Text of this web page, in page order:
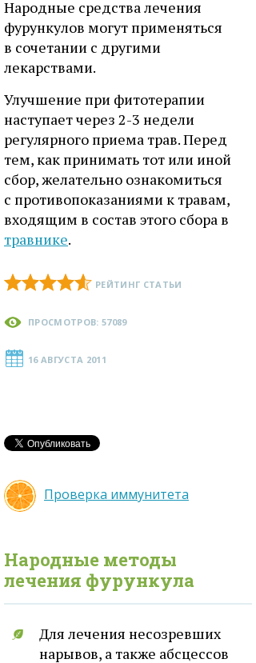
Народные средства лечения
фурункулов могут применяться
в сочетании с другими
лекарствами.
Улучшение при фитотерапии
наступает через 2-3 недели
регулярного приема трав. Перед
тем, как принимать тот или иной
сбор, желательно ознакомиться
с противопоказаниями к травам,
входящим в состав этого сбора в
травнике.
РЕЙТИНГ СТАТЬИ
ПРОСМОТРОВ: 57089
16 АВГУСТА 2011
Проверка иммунитета
Народные методы
лечения фурункула
Для лечения несозревших
нарывов, а также абсцессов